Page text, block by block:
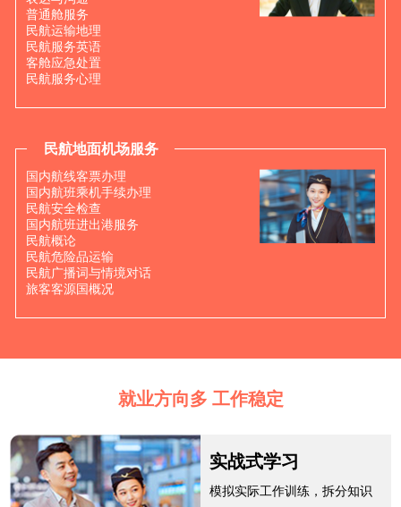
普通舱服务
民航运输地理
民航服务英语
客舱应急处置
民航服务心理
国内航线客票办理
国内航班乘机手续办理
民航安全检查
国内航班进出港服务
民航概论
民航危险品运输
民航广播词与情境对话
旅客客源国概况
民航地面机场服务
就业方向多 工作稳定
实战式学习
模拟实际工作训练，拆分知识